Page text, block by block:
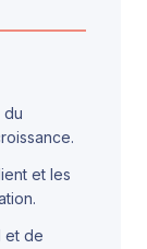
du
et les
et de